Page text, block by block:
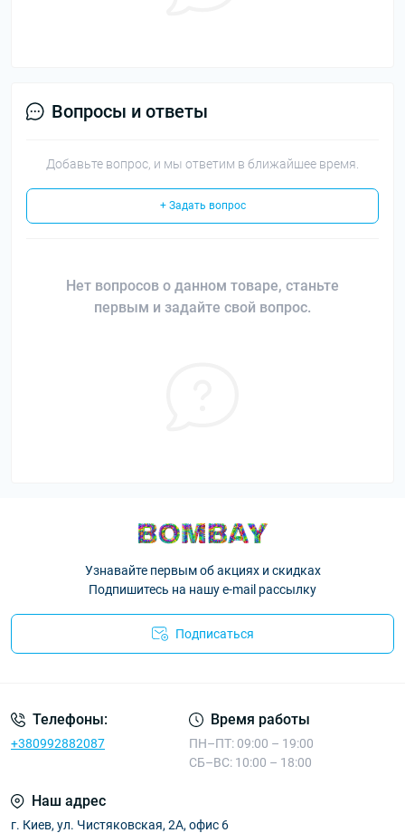
Вопросы и ответы
Добавьте вопрос, и мы ответим в ближайшее время.
+ Задать вопрос
Нет вопросов о данном товаре, станьте
первым и задайте свой вопрос.
Узнавайте первым об акциях и скидках
Подпишитесь на нашу e-mail рассылку
Подписаться
Телефоны:
+380992882087
Время работы
ПН–ПТ: 09:00 – 19:00
СБ–ВС: 10:00 – 18:00
Наш адрес
г. Киев, ул. Чистяковская, 2А, офис 6